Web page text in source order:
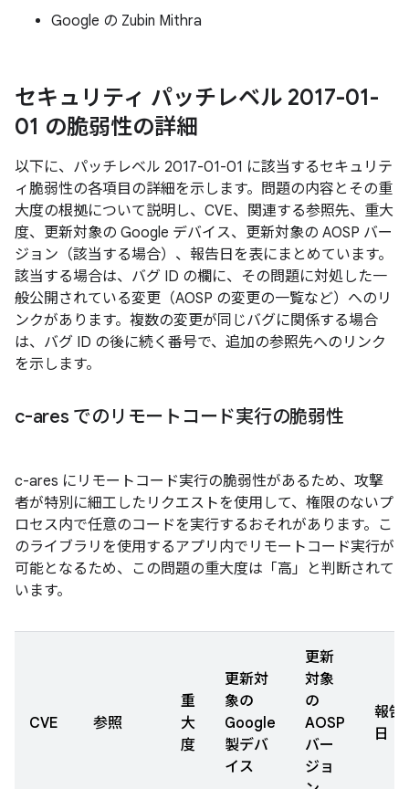
Google の Zubin Mithra
セキュリティ パッチレベル 2017-01-
01 の脆弱性の詳細
以下に、パッチレベル 2017-01-01 に該当するセキュリテ
ィ脆弱性の各項目の詳細を示します。問題の内容とその重
大度の根拠について説明し、CVE、関連する参照先、重大
度、更新対象の Google デバイス、更新対象の AOSP バー
ジョン（該当する場合）、報告日を表にまとめています。
該当する場合は、バグ ID の欄に、その問題に対処した一
般公開されている変更（AOSP の変更の一覧など）へのリ
ンクがあります。複数の変更が同じバグに関係する場合
は、バグ ID の後に続く番号で、追加の参照先へのリンク
を示します。
c-ares でのリモートコード実行の脆弱性
c-ares にリモートコード実行の脆弱性があるため、攻撃
者が特別に細工したリクエストを使用して、権限のないプ
ロセス内で任意のコードを実行するおそれがあります。こ
のライブラリを使用するアプリ内でリモートコード実行が
可能となるため、この問題の重大度は「高」と判断されて
います。
CVE 参照
重
大
度
更新対
象の
Google
製デバ
イス
更新
対象
の
AOSP
バー
ジョ
報告
日